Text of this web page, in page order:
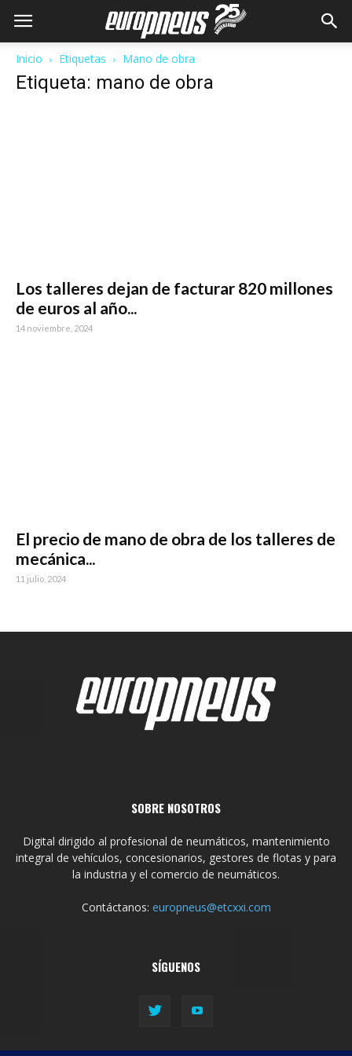
Inicio Etiquetas Mano de obra
Etiqueta: mano de obra
Los talleres dejan de facturar 820 millones
de euros al año...
14 noviembre, 2024
El precio de mano de obra de los talleres de
mecánica...
11 julio, 2024
SOBRE NOSOTROS
Digital dirigido al profesional de neumáticos, mantenimiento
integral de vehículos, concesionarios, gestores de flotas y para
la industria y el comercio de neumáticos.
Contáctanos: europneus@etcxxi.com
SÍGUENOS